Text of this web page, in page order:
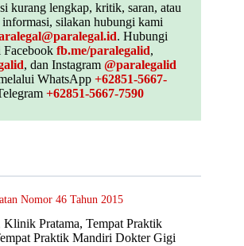
kurang lengkap, kritik, saran, atau
informasi, silakan hubungi kami
. Hubungi
fb.me/paralegalid,
, dan Instagram@paralegalid
WhatsApp+62851-5667-
+62851-5667-7590
Nomor 46 Tahun 2015
Klinik Pratama, Tempat Praktik
Praktik Mandiri Dokter Gigi